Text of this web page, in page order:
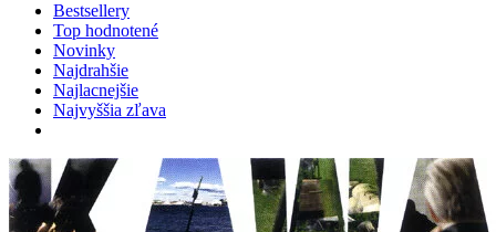
Bestsellery
Top hodnotené
Novinky
Najdrahšie
Najlacnejšie
Najvyššia zľava